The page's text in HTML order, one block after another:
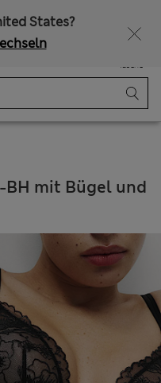
States?
Tasche
mit Bügel und